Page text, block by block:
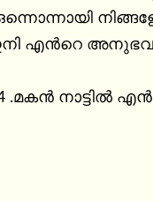
നാട്ടിൽ